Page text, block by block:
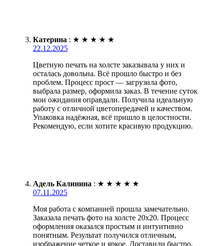
Катерина : ★ ★ ★ ★ ★
22.12.2025
Цветную печать на холсте заказывала у них и
осталась довольна. Всё прошло быстро и без
проблем. Процесс прост — загрузила фото,
выбрала размер, оформила заказ. В течение суток
мои ожидания оправдали. Получила идеальную
работу с отличной цветопередачей и качеством.
Упаковка надёжная, всё пришло в целостности.
Рекомендую, если хотите красивую продукцию.
Адель Калинина : ★ ★ ★ ★ ★
07.11.2025
Моя работа с компанией прошла замечательно.
Заказала печать фото на холсте 20х20. Процесс
оформления оказался простым и интуитивно
понятным. Результат получился отличным,
изображение четкое и яркое. Доставили быстро,